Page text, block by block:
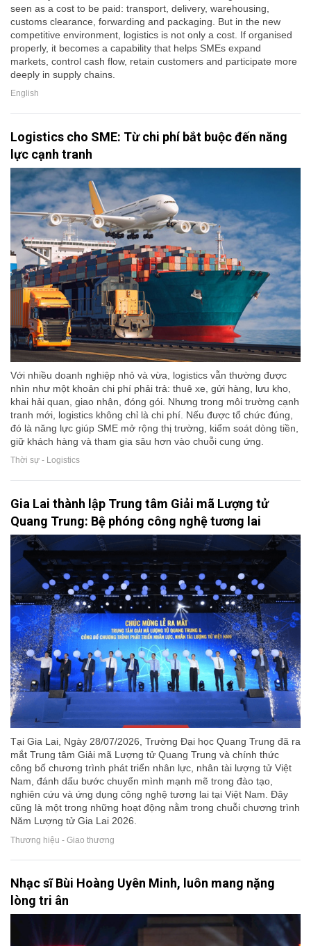
seen as a cost to be paid: transport, delivery, warehousing,
customs clearance, forwarding and packaging. But in the new
competitive environment, logistics is not only a cost. If organised
properly, it becomes a capability that helps SMEs expand
markets, control cash flow, retain customers and participate more
deeply in supply chains.
English
Logistics cho SME: Từ chi phí bắt buộc đến năng
lực cạnh tranh
Với nhiều doanh nghiệp nhỏ và vừa, logistics vẫn thường được
nhìn như một khoản chi phí phải trả: thuê xe, gửi hàng, lưu kho,
khai hải quan, giao nhận, đóng gói. Nhưng trong môi trường cạnh
tranh mới, logistics không chỉ là chi phí. Nếu được tổ chức đúng,
đó là năng lực giúp SME mở rộng thị trường, kiểm soát dòng tiền,
giữ khách hàng và tham gia sâu hơn vào chuỗi cung ứng.
Thời sự - Logistics
Gia Lai thành lập Trung tâm Giải mã Lượng tử
Quang Trung: Bệ phóng công nghệ tương lai
Tại Gia Lai, Ngày 28/07/2026, Trường Đại học Quang Trung đã ra
mắt Trung tâm Giải mã Lượng tử Quang Trung và chính thức
công bố chương trình phát triển nhân lực, nhân tài lượng tử Việt
Nam, đánh dấu bước chuyển mình mạnh mẽ trong đào tạo,
nghiên cứu và ứng dụng công nghệ tương lai tại Việt Nam. Đây
cũng là một trong những hoạt động nằm trong chuỗi chương trình
Năm Lượng tử Gia Lai 2026.
Thương hiệu - Giao thương
Nhạc sĩ Bùi Hoàng Uyên Minh, luôn mang nặng
lòng tri ân